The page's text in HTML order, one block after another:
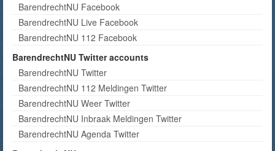
BarendrechtNU Facebook
BarendrechtNU Live Facebook
BarendrechtNU 112 Facebook
BarendrechtNU Twitter accounts
BarendrechtNU Twitter
BarendrechtNU 112 Meldingen Twitter
BarendrechtNU Weer Twitter
BarendrechtNU Inbraak Meldingen Twitter
BarendrechtNU Agenda Twitter